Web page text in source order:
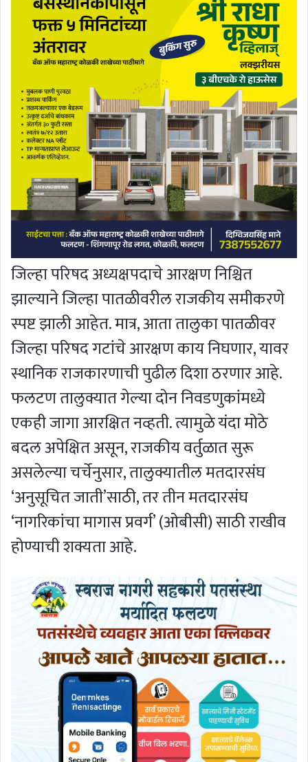
जिल्हा परिषद अध्यक्षपदाचे आरक्षण निश्चित
झाल्याने जिल्हा पातळीवरील राजकीय समीकरणे
स्पष्ट झाली आहेत. मात्र, आता तालुका पातळीवर
जिल्हा परिषद गटांचे आरक्षण काय निघणार, यावर
स्थानिक राजकारणाची पुढील दिशा ठरणार आहे.
फलटण तालुक्यात गेल्या दोन निवडणुकांमध्ये
एकही जागा आरक्षित नव्हती. त्यामुळे यंदा मोठे
बदल अपेक्षित असून, राजकीय वर्तुळात सुरू
असलेल्या चर्चेनुसार, तालुक्यातील मतदारसंघ
‘अनुसूचित जाती’साठी, तर तीन मतदारसंघ
‘नागरिकांचा मागास प्रवर्ग’ (ओबीसी) साठी राखीव
होण्याची शक्यता आहे.